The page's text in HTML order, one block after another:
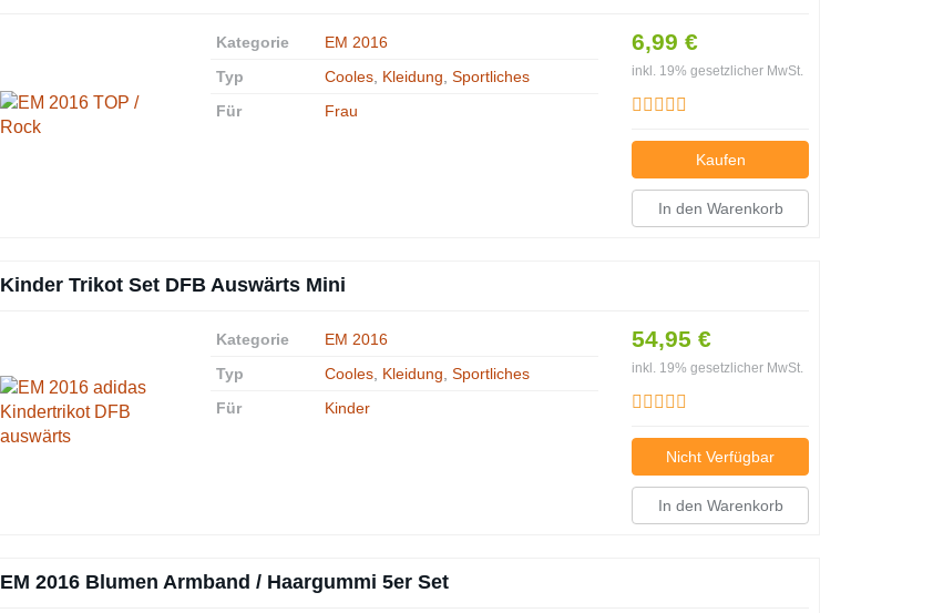
6,99 €
inkl. 19% gesetzlicher MwSt.
Kaufen
In den Warenkorb
Kategorie
EM 2016
Typ
Cooles Kleidung Sportliches
Für
Frau
Kinder Trikot Set DFB Auswärts Mini
54,95 €
inkl. 19% gesetzlicher MwSt.
Nicht Verfügbar
In den Warenkorb
Kategorie
EM 2016
Typ
Cooles Kleidung Sportliches
Für
Kinder
EM 2016 Blumen Armband / Haargummi 5er Set